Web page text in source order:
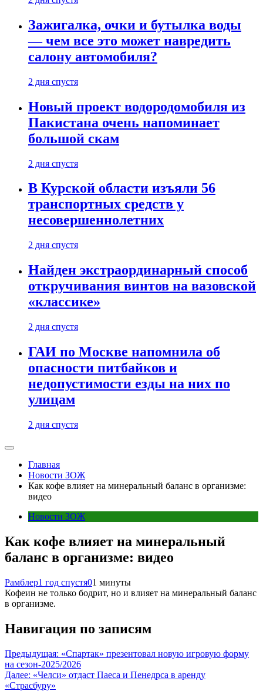
Зажигалка, очки и бутылка воды
— чем все это может навредить
салону автомобиля?
2 дня спустя
Новый проект водородомобиля из
Пакистана очень напоминает
большой скам
2 дня спустя
В Курской области изъяли 56
транспортных средств у
несовершеннолетних
2 дня спустя
Найден экстраординарный способ
откручивания винтов на вазовской
«классике»
2 дня спустя
ГАИ по Москве напомнила об
опасности питбайков и
недопустимости езды на них по
улицам
2 дня спустя
Главная
Новости ЗОЖ
Как кофе влияет на минеральный баланс в организме:
видео
Новости ЗОЖ
Как кофе влияет на минеральный
баланс в организме: видео
Рамблер1 год спустя01 минуты
Кофеин не только бодрит, но и влияет на минеральный баланс
в организме.
Навигация по записям
Предыдущая: «Спартак» презентовал новую игровую форму
на сезон-2025/2026
Далее: «Челси» отдаст Паеса и Пенедрса в аренду
«Страсбуру»